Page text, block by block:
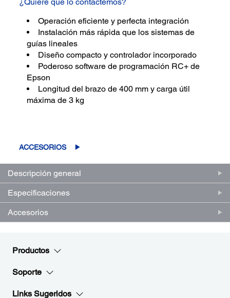
Operación eficiente y perfecta integración
Instalación más rápida que los sistemas de
guías lineales
Diseño compacto y controlador incorporado
Poderoso software de programación RC+ de
Epson
Longitud del brazo de 400 mm y carga útil
máxima de 3 kg
ACCESORIOS
Descripción general
Especificaciones
Accesorios
Productos
Soporte
Links Sugeridos